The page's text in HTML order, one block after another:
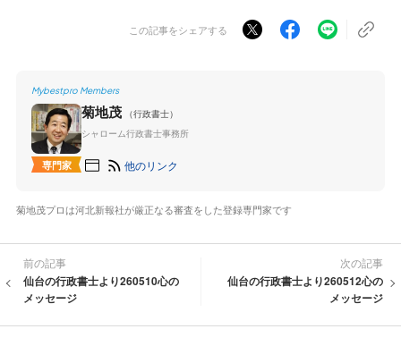
この記事をシェアする
Mybestpro Members
専門家
菊地茂
（行政書士）
シャローム行政書士事務所
他のリンク
菊地茂プロは河北新報社が厳正なる審査をした登録専門家です
前の記事
仙台の行政書士より260510心の
メッセージ
次の記事
仙台の行政書士より260512心の
メッセージ